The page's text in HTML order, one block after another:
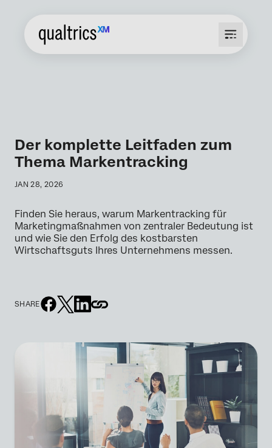
Der komplette Leitfaden zum
Thema Markentracking
JAN 28, 2026
Finden Sie heraus, warum Markentracking für
Marketingmaßnahmen von zentraler Bedeutung ist
und wie Sie den Erfolg des kostbarsten
Wirtschaftsguts Ihres Unternehmens messen.
SHARE